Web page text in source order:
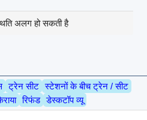
अलग हो सकती है
ट्रेन सीट स्टेशनों के बीच ट्रेन / सीट
रिफंड डेस्कटॉप व्यू